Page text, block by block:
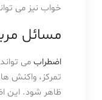
خواب نیز می
مسائل
اضطرابمی
تمرکز، واکنش
ظاهر شود. این